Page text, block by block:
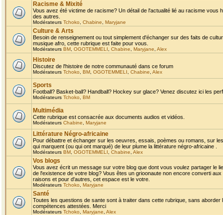
Racisme & Mixité
Vous avez été victime de racisme? Un détail de l'actualité lié au racisme
des autres.
Modérateurs Tchoko Chabine Maryjane
Culture & Arts
Besoin de renseignement ou tout simplement d'échanger sur des faits de
musique afro, cette rubrique est faite pour vous.
Modérateurs BM OGOTEMMELI Chabine Maryjane Alex
Histoire
Discutez de l'histoire de notre communauté dans ce forum
Modérateurs Tchoko BM OGOTEMMELI Chabine Alex
Sports
Football? Basket-ball? Handball? Hockey sur glace? Venez discutez ici les
Modérateurs Tchoko BM
Multimédia
Cette rubrique est consacrée aux documents audios et vidéos.
Modérateurs Chabine Maryjane
Littérature Négro-africaine
Pour débattre et échanger sur les oeuvres, essais, poèmes ou romans, sur
qui marquent (ou qui ont marqué) de leur plume la littérature négro-africaine .
Modérateurs BM OGOTEMMELI Chabine Alex
Vos blogs
Vous avez écrit un message sur votre blog que dont vous voulez partager le
de l'existence de votre blog? Vous êtes un grioonaute non encore converti
raisons et pour d'autres, cet espace est le votre.
Modérateurs Tchoko Maryjane
Santé
Toutes les questions de sante sont à traiter dans cette rubrique, sans
compétences attestées. Merci
Modérateurs Tchoko Maryjane Alex